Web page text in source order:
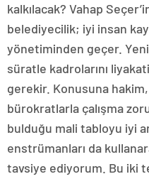
kalkılacak? Vahap
belediyecilik; iyi insan
yönetiminden geçer.
süratle kadrolarını
gerekir. Konusuna hakim,
bürokratlarla çalışma
bulduğu mali tabloyu iyi
enstrümanları da
tavsiye ediyorum. Bu iki